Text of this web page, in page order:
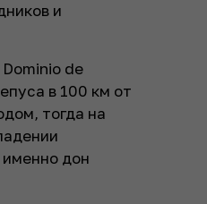
и
de
в 100 км от
тогда на
именно дон